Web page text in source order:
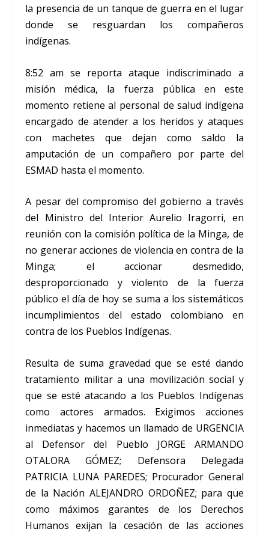
la presencia de un tanque de guerra en el lugar
donde se resguardan los compañeros
indígenas.
8:52 am se reporta ataque indiscriminado a
misión médica, la fuerza pública en este
momento retiene al personal de salud indígena
encargado de atender a los heridos y ataques
con machetes que dejan como saldo la
amputación de un compañero por parte del
ESMAD hasta el momento.
A pesar del compromiso del gobierno a través
del Ministro del Interior Aurelio Iragorri, en
reunión con la comisión política de la Minga, de
no generar acciones de violencia en contra de la
Minga; el accionar desmedido,
desproporcionado y violento de la fuerza
público el día de hoy se suma a los sistemáticos
incumplimientos del estado colombiano en
contra de los Pueblos Indígenas.
Resulta de suma gravedad que se esté dando
tratamiento militar a una movilización social y
que se esté atacando a los Pueblos Indígenas
como actores armados. Exigimos acciones
inmediatas y hacemos un llamado de URGENCIA
al Defensor del Pueblo JORGE ARMANDO
OTALORA GÓMEZ; Defensora Delegada
PATRICIA LUNA PAREDES; Procurador General
de la Nación ALEJANDRO ORDOÑEZ; para que
como máximos garantes de los Derechos
Humanos exijan la cesación de las acciones